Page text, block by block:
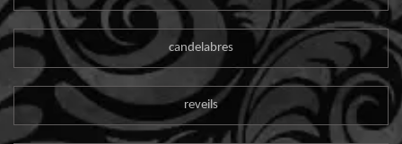
candelabres
reveils